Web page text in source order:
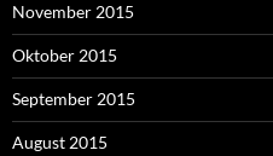
November 2015
Oktober 2015
September 2015
August 2015